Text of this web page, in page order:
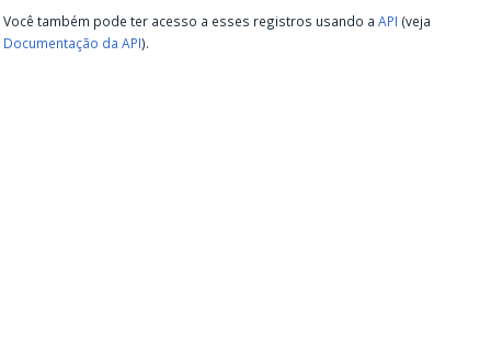
Você também pode ter acesso a esses registros usando a API (veja
Documentação da API).